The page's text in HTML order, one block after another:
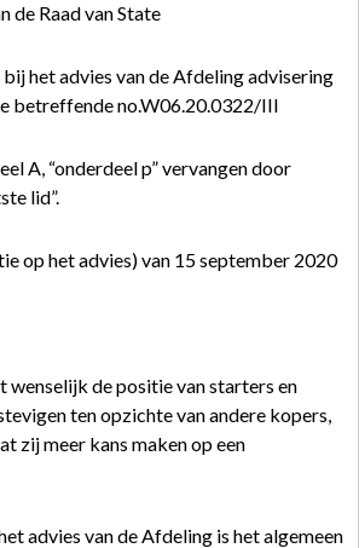
de Raad van State
het advies van de Afdeling advisering
betreffende no.W06.20.0322/III
A, “onderdeel p” vervangen door
lid”.
op het advies) van 15 september 2020
de positie van starters en
ten opzichte van andere kopers,
zij meer kans maken op een
advies van de Afdeling is het algemeen